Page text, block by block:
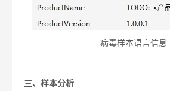
病毒样本语言信息
三、 样本分析